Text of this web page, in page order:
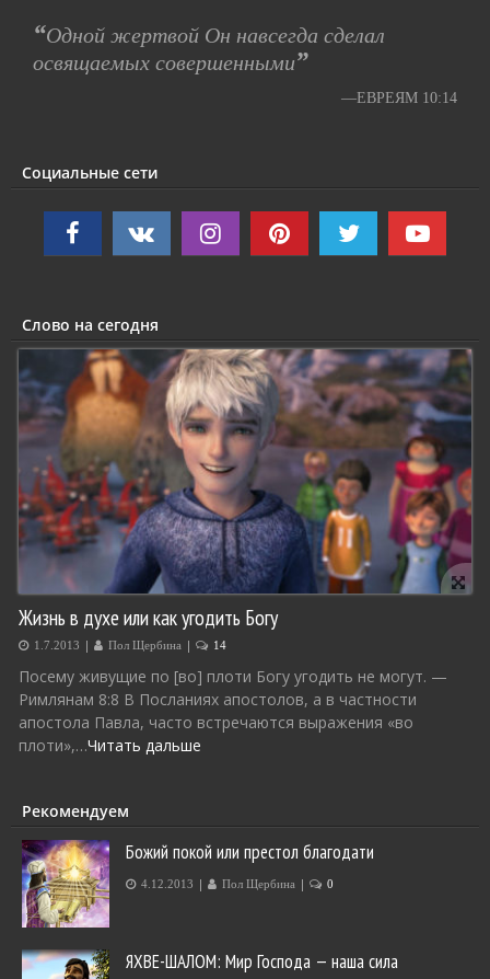
“Одной жертвой Он навсегда сделал
освящаемых совершенными”
—ЕВРЕЯМ 10:14
Социальные сети
Слово на сегодня
Жизнь в духе или как угодить Богу
1.7.2013 | Пол Щербина | 14
Посему живущие по [во] плоти Богу угодить не могут. —
Римлянам 8:8 В Посланиях апостолов, а в частности
апостола Павла, часто встречаются выражения «во
плоти»,…Читать дальше
Рекомендуем
Божий покой или престол благодати
4.12.2013 | Пол Щербина | 0
ЯХВЕ-ШАЛОМ: Мир Господа — наша сила